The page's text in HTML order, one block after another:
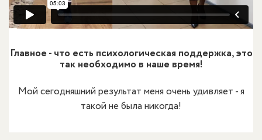
Главное - что есть психологическая поддержка, это
так необходимо в наше время!
Мой сегодняшний результат меня очень удивляет - я
такой не была никогда!